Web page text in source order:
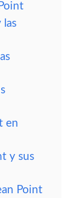
las
en
y sus
Point